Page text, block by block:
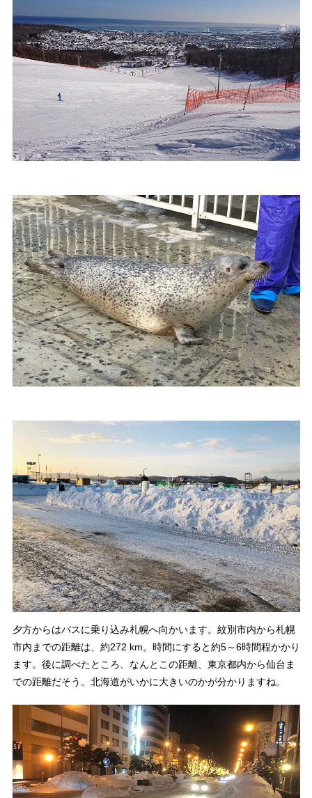
夕方からはバスに乗り込み札幌へ向かいます。紋別市内から札幌
市内までの距離は、約272 km。時間にすると約5～6時間程かかり
ます。後に調べたところ、なんとこの距離、東京都内から仙台ま
での距離だそう。北海道がいかに大きいのかが分かりますね。